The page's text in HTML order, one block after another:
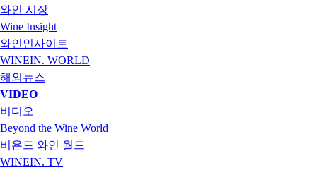
와인 시장
Wine Insight
와인인사이트
WINEIN. WORLD
해외뉴스
VIDEO
비디오
Beyond the Wine World
비욘드 와인 월드
WINEIN. TV